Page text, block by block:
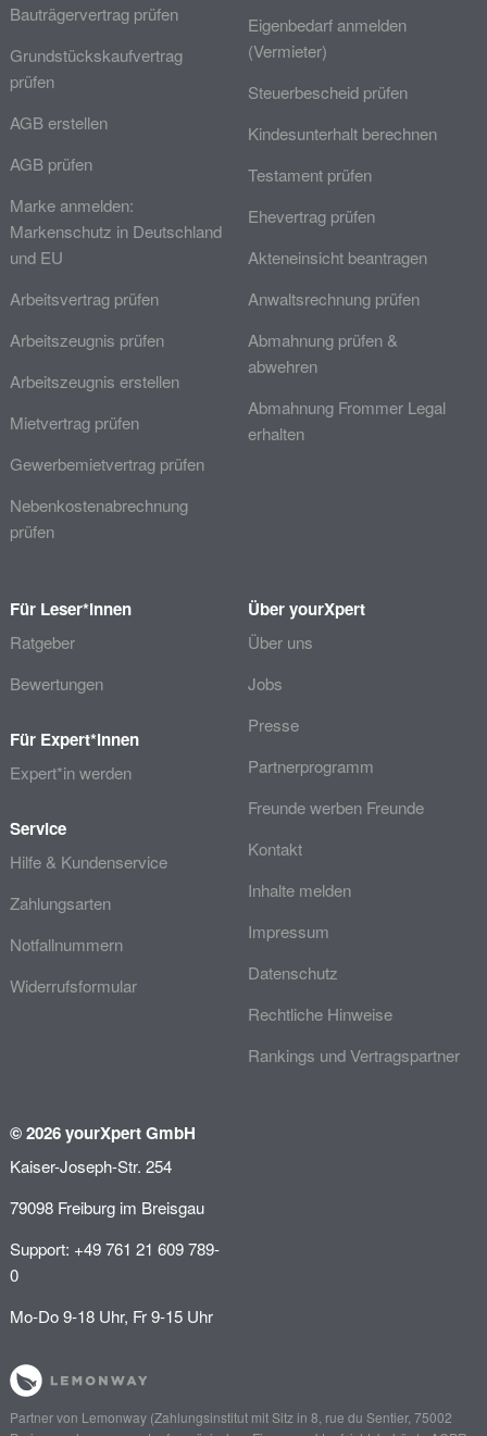
Bauträgervertrag prüfen
Grundstückskaufvertrag
prüfen
AGB erstellen
AGB prüfen
Marke anmelden:
Markenschutz in Deutschland
und EU
Arbeitsvertrag prüfen
Arbeitszeugnis prüfen
Arbeitszeugnis erstellen
Mietvertrag prüfen
Gewerbemietvertrag prüfen
Nebenkostenabrechnung
prüfen
Eigenbedarf anmelden
(Vermieter)
Steuerbescheid prüfen
Kindesunterhalt berechnen
Testament prüfen
Ehevertrag prüfen
Akteneinsicht beantragen
Anwaltsrechnung prüfen
Abmahnung prüfen &
abwehren
Abmahnung Frommer Legal
erhalten
Für Leser*innen
Ratgeber
Bewertungen
Für Expert*innen
Expert*in werden
Service
Hilfe & Kundenservice
Zahlungsarten
Notfallnummern
Widerrufsformular
Über yourXpert
Über uns
Jobs
Presse
Partnerprogramm
Freunde werben Freunde
Kontakt
Inhalte melden
Impressum
Datenschutz
Rechtliche Hinweise
Rankings und Vertragspartner
© 2026 yourXpert GmbH
Kaiser-Joseph-Str. 254
79098 Freiburg im Breisgau
Support: +49 761 21 609 789-
0
Mo-Do 9-18 Uhr, Fr 9-15 Uhr
Partner von Lemonway(Zahlungsinstitut mit Sitz in 8, rue du Sentier, 75002